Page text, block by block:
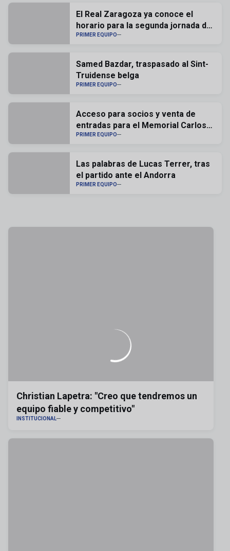
El Real Zaragoza ya conoce el
horario para la segunda jornada de
liga
PRIMER EQUIPO
Samed Bazdar, traspasado al Sint-
Truidense belga
PRIMER EQUIPO
Acceso para socios y venta de
entradas para el Memorial Carlos
Lapetra
PRIMER EQUIPO
Las palabras de Lucas Terrer, tras
el partido ante el Andorra
PRIMER EQUIPO
Christian Lapetra: "Creo que tendremos un
equipo fiable y competitivo"
INSTITUCIONAL